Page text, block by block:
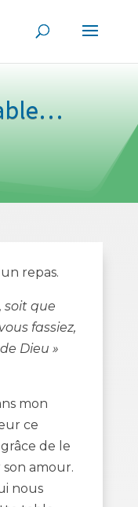
repas.
soit que
fassiez,
Dieu »
mon
ce
de le
amour.
nous